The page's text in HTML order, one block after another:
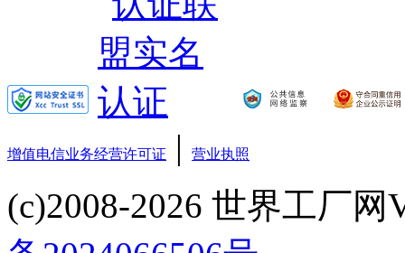
增值电信业务经营许可证 | 营业执照
(c)2008-2026 世界工厂网